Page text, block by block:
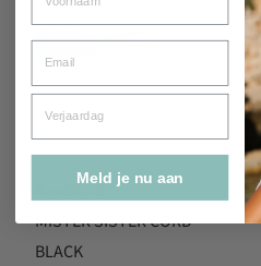
Kascha-C
MISTER SISTER CORD
BLACK
Email
Verjaardag
Meld je nu aan